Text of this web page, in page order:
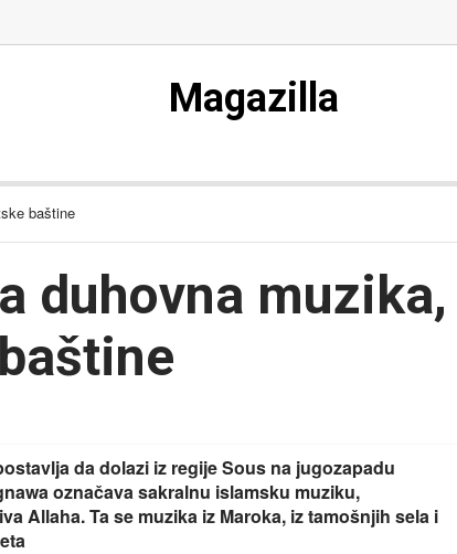
Magazilla
baštine
duhovna muzika,
da dolazi iz regije Sous na jugozapadu
označava sakralnu islamsku muziku,
Allaha. Ta se muzika iz Maroka, iz tamošnjih sela i